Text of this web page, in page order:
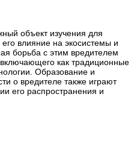
объект изучения для
влияние на экосистемы и
борьба с этим вредителем
как традиционные
Образование и
о вредителе также играют
его распространения и